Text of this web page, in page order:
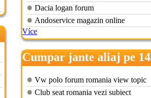
Dacia logan forum
Andoservice magazin online
Více
Cumpar jante aliaj pe 14
Vw polo forum romania view topic
Club seat romania vezi subiect